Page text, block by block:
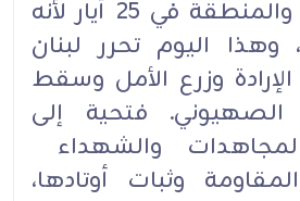
فريدًا في لبنان والمنطقة في 25 أيار لأنه
وهذا اليوم تحرر لبنان
الإرادة وزرع الأمل وسقط
فتحية إلى
والشهداء
وثبات أوتادها،